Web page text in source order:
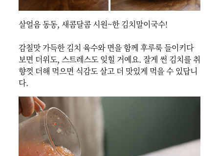
살얼음 동동, 새콤달콤 시원~한 김치말이국수!
감칠맛 가득한 김치 육수와 면을 함께 후루룩 들이키다
보면 더위도, 스트레스도 잊힐 거예요. 잘게 썬 김치를 취
향껏 더해 먹으면 식감도 살고 더 맛있게 먹을 수 있답니
다.